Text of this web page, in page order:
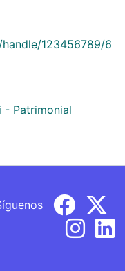
123456789/6
- Patrimonial